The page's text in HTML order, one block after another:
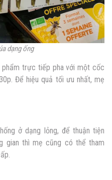
dạng ống
phẩm trực tiếp pha với một cốc
Để hiệu quả tối ưu nhất, mẹ
ở dạng lỏng, để thuận tiện
gian thì mẹ cũng có thể tham